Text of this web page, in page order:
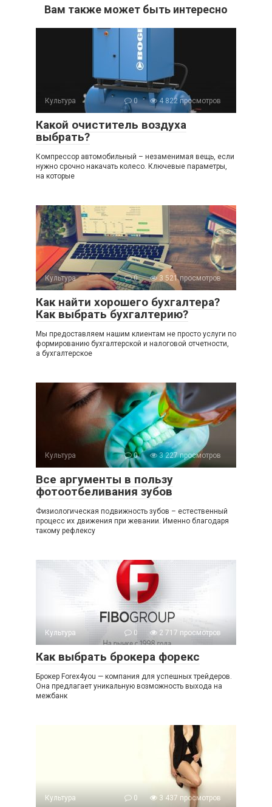
Вам также может быть интересно
Культура 0 4 822 просмотров
Какой очиститель воздуха
выбрать?
Компрессор автомобильный – незаменимая вещь, если
нужно срочно накачать колесо. Ключевые параметры,
на которые
Культура 0 3 521 просмотров
Как найти хорошего бухгалтера?
Как выбрать бухгалтерию?
Мы предоставляем нашим клиентам не просто услуги по
формированию бухгалтерской и налоговой отчетности,
а бухгалтерское
Культура 0 3 227 просмотров
Все аргументы в пользу
фотоотбеливания зубов
Физиологическая подвижность зубов – естественный
процесс их движения при жевании. Именно благодаря
такому рефлексу
Культура 0 2 717 просмотров
Как выбрать брокера форекс
Брокер Forex4you — компания для успешных трейдеров.
Она предлагает уникальную возможность выхода на
межбанк
Культура 0 3 437 просмотров